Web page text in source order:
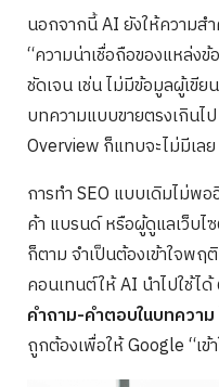
นอกจากนี้ AI ยังให้ความ
“ความน่าเชื่อถือของแหล่ง
ชัดเจน เช่น ไม่มีข้อมูลผู้เขี
บทความแบบขายตรงเกินไ
Overview ก็แทบจะไม่มีเลย
การทำ SEO แบบเดิมไม่พ
ค้า แบรนด์ หรือผู้ดูแลเว็บ
ก็ตาม จำเป็นต้องเข้าใจพ
คอนเทนต์ให้ AI นำไปใช้ไ
คำถาม-คำตอบในบทความ
ถูกต้องเพื่อให้ Google “เ